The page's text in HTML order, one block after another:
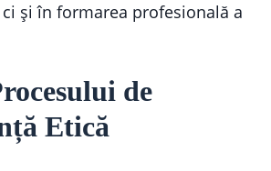
și în formarea profesională a
de
Etică